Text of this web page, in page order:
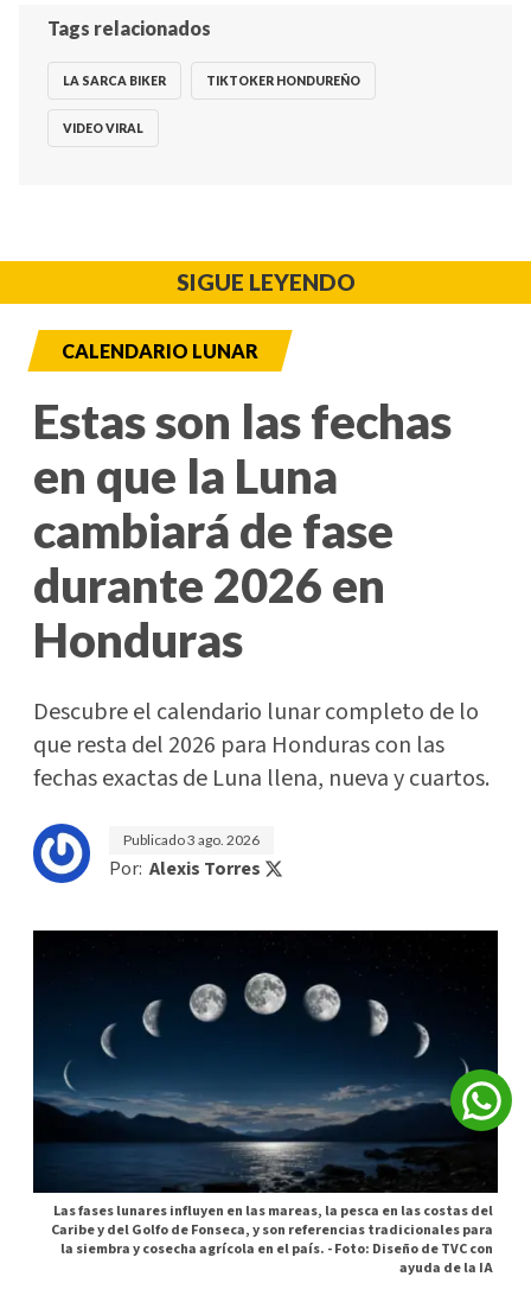
Tags relacionados
LA SARCA BIKER TIKTOKER HONDUREÑO
VIDEO VIRAL
SIGUE LEYENDO
CALENDARIO LUNAR
Estas son las fechas
en que la Luna
cambiará de fase
durante 2026 en
Honduras
Descubre el calendario lunar completo de lo
que resta del 2026 para Honduras con las
fechas exactas de Luna llena, nueva y cuartos.
Publicado3 ago. 2026
Por: Alexis Torres
Las fases lunares influyen en las mareas, la pesca en las costas del
Caribe y del Golfo de Fonseca, y son referencias tradicionales para
la siembra y cosecha agrícola en el país. -Foto: Diseño de TVC con
ayuda de la IA